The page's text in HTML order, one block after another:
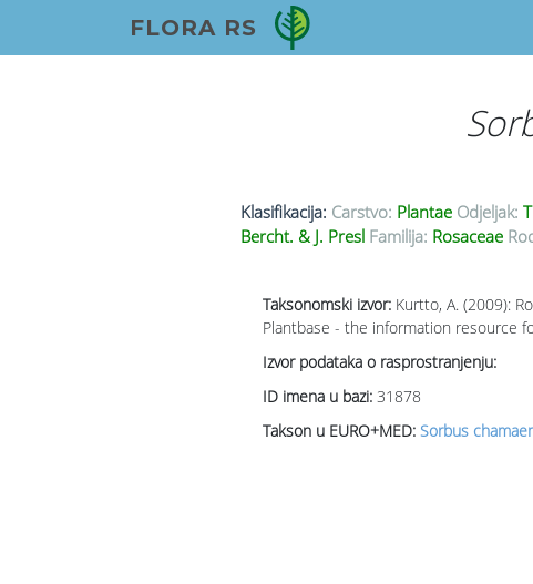
FLORA RS
Klasifikacija: Carstvo: Plantae Odjeljak:
Bercht. & J. Presl Familija: Rosaceae
Taksonomski izvor: Kurtto, A. (2009):
Plantbase - the information resource
Izvor podataka o rasprostranjenju:
ID imena u bazi: 31878
Takson u EURO+MED: Sorbus